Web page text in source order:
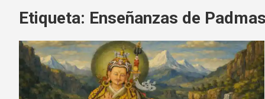
Etiqueta: Enseñanzas de